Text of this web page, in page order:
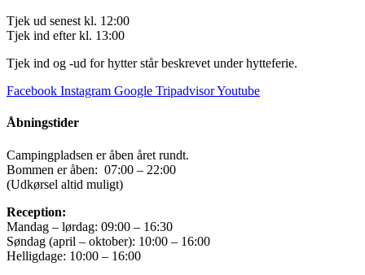
Tjek ud senest kl. 12:00
Tjek ind efter kl. 13:00
Tjek ind og -ud for hytter står beskrevet under hytteferie.
Facebook Instagram Google TripadvisorYoutube
Åbningstider
Campingpladsen er åben året rundt.
Bommen er åben: 07:00 – 22:00
(Udkørsel altid muligt)
Reception:
Mandag – lørdag: 09:00 – 16:30
Søndag (april – oktober): 10:00 – 16:00
Helligdage: 10:00 – 16:00